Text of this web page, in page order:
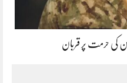
کی حرمت پر قربان